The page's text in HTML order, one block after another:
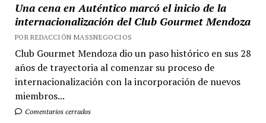
Una cena en Auténtico marcó el inicio de la
internacionalización del Club Gourmet Mendoza
POR REDACCIÓN MASSNEGOCIOS
Club Gourmet Mendoza dio un paso histórico en sus 28
años de trayectoria al comenzar su proceso de
internacionalización con la incorporación de nuevos
miembros...
Comentarios cerrados